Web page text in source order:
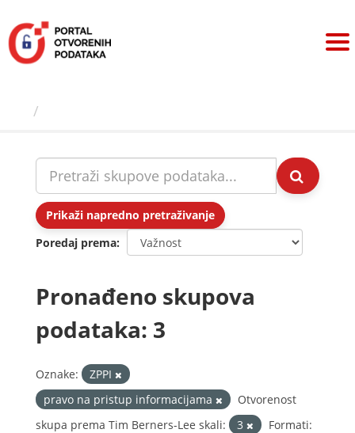
sadržaj
Prikaži napredno pretraživanje
Poredaj prema
Pronađeno skupova
podataka: 3
Oznake:
ZPPI
pravo na pristup informacijama
Otvorenost
skupa prema Tim Berners-Lee skali:
3
Formati: